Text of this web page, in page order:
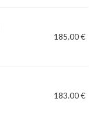
185.00 €
183.00 €